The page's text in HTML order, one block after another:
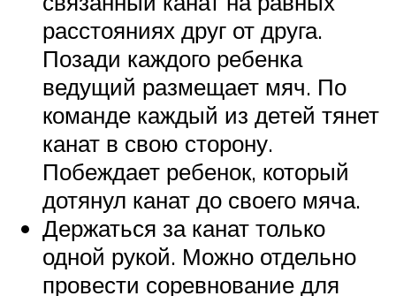
расстояниях друг от друга.
Позади каждого ребенка
ведущий размещает мяч. По
команде каждый из детей тянет
канат в свою сторону.
Побеждает ребенок, который
дотянул канат до своего мяча.
Держаться за канат только
одной рукой. Можно отдельно
провести соревнование для